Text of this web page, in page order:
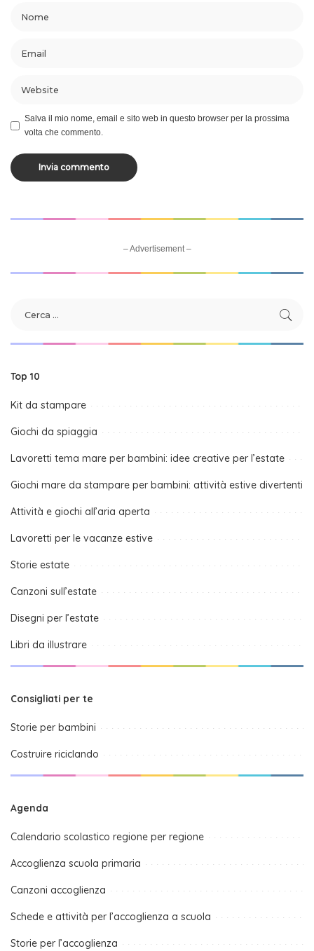
Salva il mio nome, email e sito web in questo browser per la prossima
volta che commento.
– Advertisement –
Top 10
Kit da stampare
Giochi da spiaggia
Lavoretti tema mare per bambini: idee creative per l’estate
Giochi mare da stampare per bambini: attività estive divertenti
Attività e giochi all’aria aperta
Lavoretti per le vacanze estive
Storie estate
Canzoni sull’estate
Disegni per l’estate
Libri da illustrare
Consigliati per te
Storie per bambini
Costruire riciclando
Agenda
Calendario scolastico regione per regione
Accoglienza scuola primaria
Canzoni accoglienza
Schede e attività per l’accoglienza a scuola
Storie per l’accoglienza